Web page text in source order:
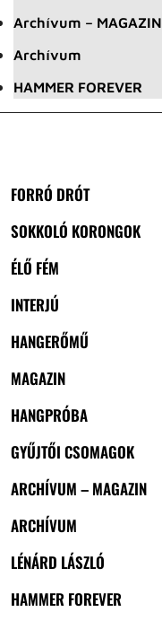
Archívum – MAGAZIN
Archívum
HAMMER FOREVER
FORRÓ DRÓT
SOKKOLÓ KORONGOK
ÉLŐ FÉM
INTERJÚ
HANGERŐMŰ
MAGAZIN
HANGPRÓBA
GYŰJTŐI CSOMAGOK
ARCHÍVUM – MAGAZIN
ARCHÍVUM
LÉNÁRD LÁSZLÓ
HAMMER FOREVER